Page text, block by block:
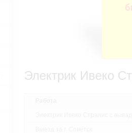
Электрик Ивеко